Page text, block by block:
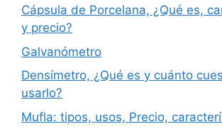
Cápsula de Porcelana, ¿Qué es,
y precio?
Galvanómetro
Densímetro, ¿Qué es y cuánto
usarlo?
Mufla: tipos, usos, Precio,